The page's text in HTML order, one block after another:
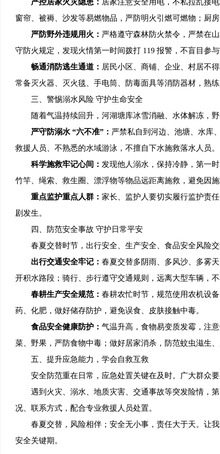
严控居家火灾隐患： 居家注意安全用电，不私拉乱接
窗帘、被褥、沙发等易燃物品，严防明火引燃可燃物；厨
严防野外违规用火： 严格遵守森林防火禁令，严禁在
守防火规定，发现火情第一时间拨打 119 报警，不盲目参
畅通消防逃生通道： 居民小区、商铺、企业、村居不
常备灭火器、灭火毯、手电筒、防毒面具等消防器材，熟
三、警惕溺水风险 守护生命安全
随着气温持续回升，河湖塘库冰雪消融、水体解冻，
严守防溺水 “六不准”： 严禁私自到河边、池塘、水库
救援人员、不熟悉的水域游泳，不擅自下水施救落水人员。
科学施救牢记心间： 发现他人溺水，保持冷静，第一
竹竿、绳索、救生圈、漂浮物等物品远距离施救，避免因
重点监护重点人群： 家长、监护人要切实履行监护责
剧发生。
四、防范安全事故 守护日常平安
春夏交替时节，出行安全、生产安全、食品安全风险
出行交通安全牢记： 春夏交替多阴雨、多风沙、多雾
开积水路段；骑行、步行遵守交通规则，远离大型车辆，
春耕生产安全规范： 春耕农忙时节，规范使用农机设
药、化肥，做好储存防护，避免误食、皮肤接触中毒。
食品安全健康防护： 气温升高，食物易变质发霉，注
菜、野果，严防食物中毒；做好居家消杀，防范蚊虫滋生
五、提升应急能力 ， 学会自救互救
安全防范重在日常，应急处置关键在及时。广大群众
遇到火灾、溺水、地质灾害、交通事故等突发险情，
况、联系方式，配合专业救援人员处置。
春夏交替，风险相伴；安全无小事，责任大于天。让
安全关键期。